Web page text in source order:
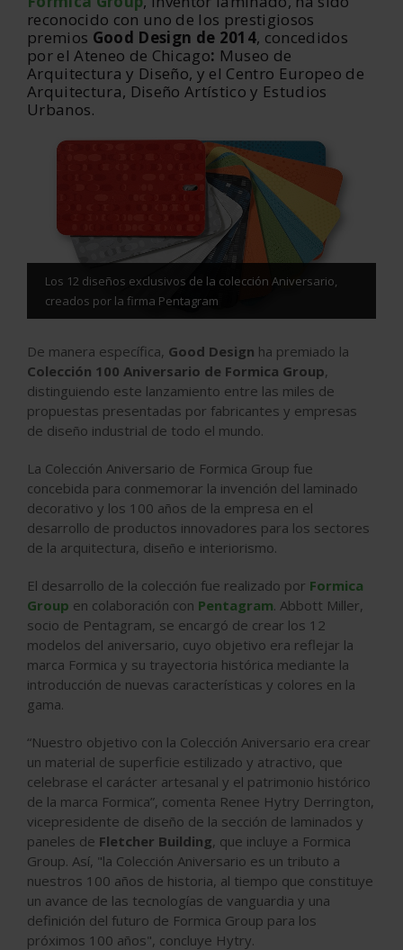
reconocido con uno de los prestigiosos
premios Good Design de 2014, concedidos
por el Ateneo de Chicago: Museo de
Arquitectura y Diseño, y el Centro Europeo de
Arquitectura, Diseño Artístico y Estudios
Urbanos.
Los 12 diseños exclusivos de la colección Aniversario,
creados por la firma Pentagram
De manera específica, Good Design ha premiado la
Colección 100 Aniversario de Formica Group,
distinguiendo este lanzamiento entre las miles de
propuestas presentadas por fabricantes y empresas
de diseño industrial de todo el mundo.
La Colección Aniversario de Formica Group fue
concebida para conmemorar la invención del laminado
decorativo y los 100 años de la empresa en el
desarrollo de productos innovadores para los sectores
de la arquitectura, diseño e interiorismo.
El desarrollo de la colección fue realizado por Formica
Group en colaboración con Pentagram. Abbott Miller,
socio de Pentagram, se encargó de crear los 12
modelos del aniversario, cuyo objetivo era reflejar la
marca Formica y su trayectoria histórica mediante la
introducción de nuevas características y colores en la
gama.
“Nuestro objetivo con la Colección Aniversario era crear
un material de superficie estilizado y atractivo, que
celebrase el carácter artesanal y el patrimonio histórico
de la marca Formica”, comenta Renee Hytry Derrington,
vicepresidente de diseño de la sección de laminados y
paneles de Fletcher Building, que incluye a Formica
Group. Así, "la Colección Aniversario es un tributo a
nuestros 100 años de historia, al tiempo que constituye
un avance de las tecnologías de vanguardia y una
definición del futuro de Formica Group para los
próximos 100 años", concluye Hytry.